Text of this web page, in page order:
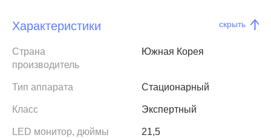
Характеристики скрыть
Страна
производитель
Южная Корея
Тип аппарата Стационарный
Класс Экспертный
LED монитор, дюймы 21,5